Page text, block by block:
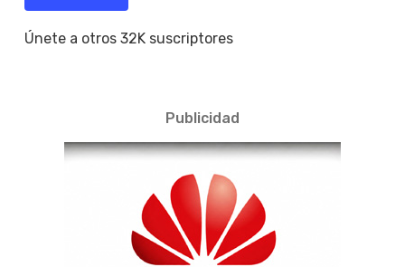
Únete a otros 32K suscriptores
Publicidad